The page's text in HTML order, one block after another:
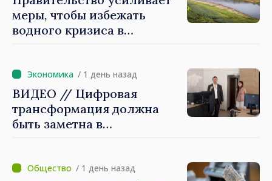
меры, чтобы избежать
водного кризиса в
/ 1 день назад
ВИДЕО // Цифровая
трансформация должна
быть заметна в
экономики: премьер-
/ 1 день назад